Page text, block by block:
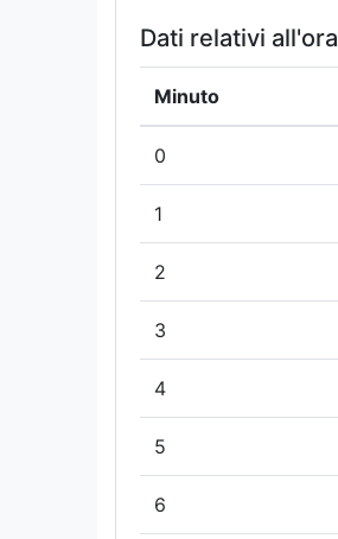
Dati relativi all'ora
Minuto
0
1
2
3
4
5
6